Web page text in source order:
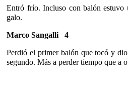
Entró frío. Incluso con balón estuvo
galo.
Marco Sangalli 4
Perdió el primer balón que tocó y
segundo. Más a perder tiempo que a